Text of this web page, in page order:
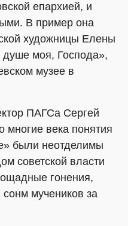
епархией, и
В пример она
художницы Елены
душе моя, Господа»,
музее в
ПАГСа Сергей
многие века понятия
были неотделимы
советской власти
гонения,
сонм мучеников за